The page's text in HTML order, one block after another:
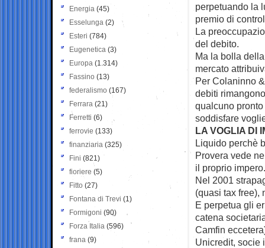
perpetuando la
premio di
La
del debito.
Ma la bolla
mercato
Per Colaninno
debiti
qualcuno
soddisfare
LA VOGLIA DI
Liquido perchè
Provera vede
il proprio
Nel 2001
(quasi tax free),
E perpetua gli
catena
Camfin
Unicredit, socie
Energia (45)
Esselunga (2)
Esteri (784)
Eugenetica (3)
Europa (1.314)
Fassino (13)
federalismo (167)
Ferrara (21)
Ferretti (6)
ferrovie (133)
finanziaria (325)
Fini (821)
fioriere (5)
Fitto (27)
Fontana di Trevi (1)
Formigoni (90)
Forza Italia (596)
frana (9)